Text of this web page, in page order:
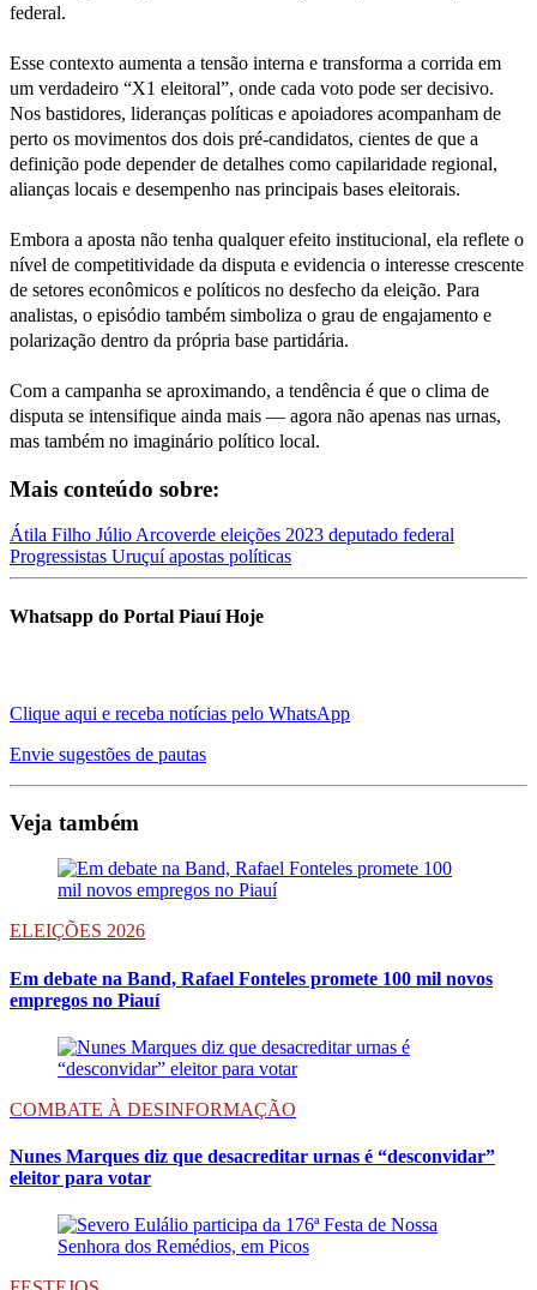
federal.
Esse contexto aumenta a tensão interna e transforma a corrida em
um verdadeiro “X1 eleitoral”, onde cada voto pode ser decisivo.
Nos bastidores, lideranças políticas e apoiadores acompanham de
perto os movimentos dos dois pré-candidatos, cientes de que a
definição pode depender de detalhes como capilaridade regional,
alianças locais e desempenho nas principais bases eleitorais.
Embora a aposta não tenha qualquer efeito institucional, ela reflete o
nível de competitividade da disputa e evidencia o interesse crescente
de setores econômicos e políticos no desfecho da eleição. Para
analistas, o episódio também simboliza o grau de engajamento e
polarização dentro da própria base partidária.
Com a campanha se aproximando, a tendência é que o clima de
disputa se intensifique ainda mais — agora não apenas nas urnas,
mas também no imaginário político local.
Mais conteúdo sobre:
Átila Filho Júlio Arcoverde eleições 2023 deputado federal
Progressistas Uruçuíapostas políticas
Whatsapp do Portal Piauí Hoje
Clique aqui e receba notícias pelo WhatsApp
Envie sugestões de pautas
Veja também
ELEIÇÕES 2026
Em debate na Band, Rafael Fonteles promete 100 mil novos
empregos no Piauí
COMBATE À DESINFORMAÇÃO
Nunes Marques diz que desacreditar urnas é “desconvidar”
eleitor para votar